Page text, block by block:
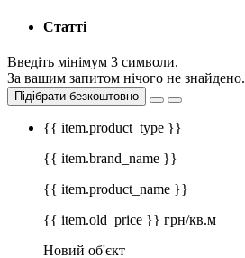
Статті
Введіть мінімум 3 символи.
За вашим запитом нічого не знайдено.
Підібрати безкоштовно
{{ item.product_type }}
{{ item.brand_name }}
{{ item.product_name }}
{{ item.old_price }} грн/кв.м
Новий об'єкт